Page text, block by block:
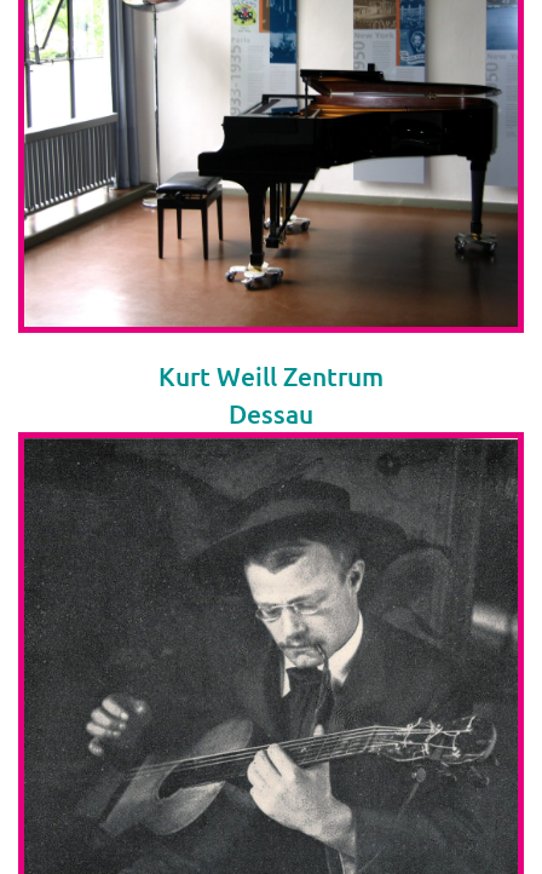
Kurt Weill Zentrum
Dessau